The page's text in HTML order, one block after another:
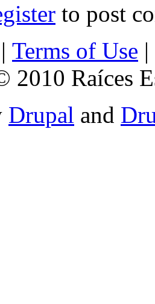
to post
| Terms of Use |
Raíces
Drupal and